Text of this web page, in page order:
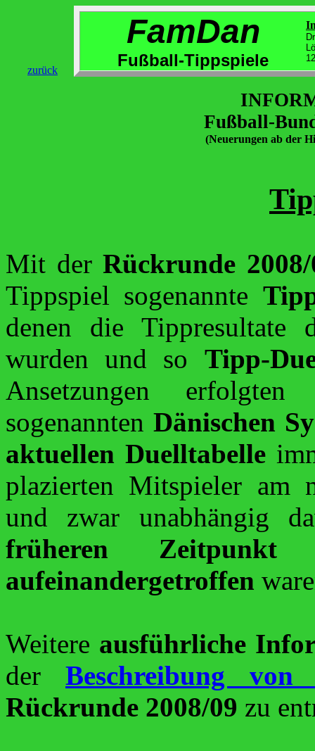
zurück
FamDan
Fußball-Tippspiele
Fußball-
(Neuerungen ab der
Mit der Rückrunde 2008/
Tippspiel sogenannte
denen die Tippresultate
wurden und so Tipp-
Ansetzungen
sogenanntenDänischen
aktuellen Duelltabelle
plazierten Mitspieler am
und zwar unabhängig
früheren Zeitpunkt
aufeinandergetroffen
Weitere ausführliche
der Beschreibung von
Rückrunde 2008/09 zu